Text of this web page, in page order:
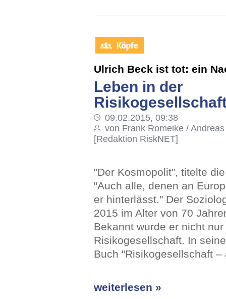
Ulrich Beck ist tot: ein
Leben in der
09.02.2015, 09:38
von Frank Romeike /
[Redaktion RiskNET]
"Der Kosmopolit", titelte
"Auch alle, denen an
er hinterlässt." Der
2015 im Alter von 70
Bekannt wurde er nicht
Risikogesellschaft. In
Buch "Risikogesellschaft
weiterlesen »